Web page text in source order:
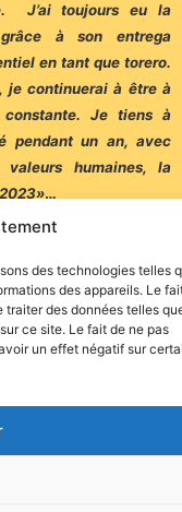
des technologies telles
des appareils. Le
des données telles
ce site. Le fait de ne pas
un effet négatif sur
J’ai toujours eu la
à son entrega
en tant que torero.
je continuerai à être à
Je tiens à
pendant un an, avec
valeurs humaines, la
…